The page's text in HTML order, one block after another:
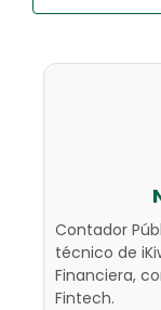
Contador
técnico de
Financiera,
Fintech.